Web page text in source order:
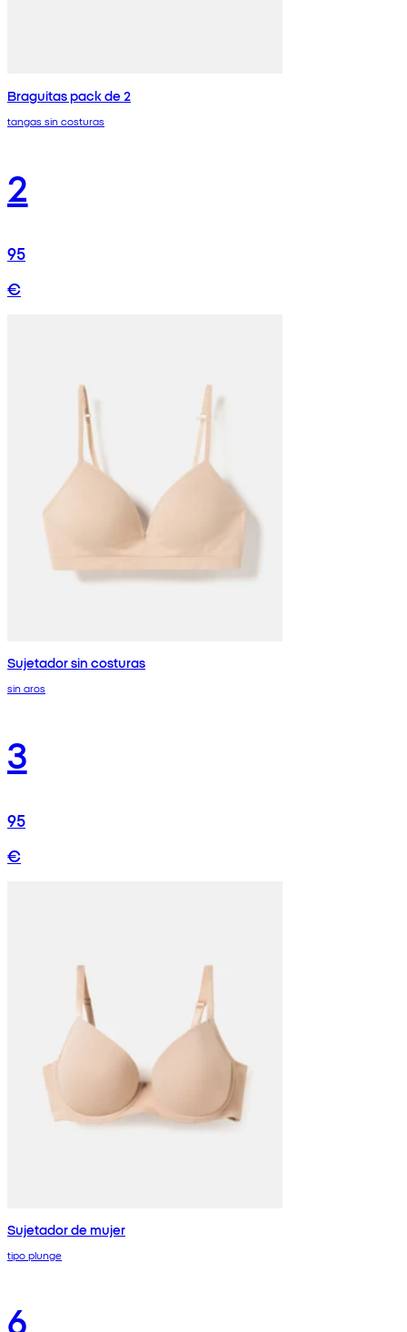
Braguitas pack de 2
tangas sin costuras
2
95
€
Sujetador sin costuras
sin aros
3
95
€
Sujetador de mujer
tipo plunge
6